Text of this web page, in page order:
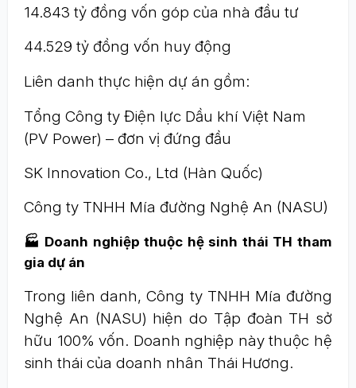
14.843 tỷ đồng vốn góp của nhà đầu tư
44.529 tỷ đồng vốn huy động
Liên danh thực hiện dự án gồm:
Tổng Công ty Điện lực Dầu khí Việt Nam
(PV Power) – đơn vị đứng đầu
SK Innovation Co., Ltd (Hàn Quốc)
Công ty TNHH Mía đường Nghệ An (NASU)
🏭 Doanh nghiệp thuộc hệ sinh thái TH tham
gia dự án
Trong liên danh, Công ty TNHH Mía đường
Nghệ An (NASU) hiện do Tập đoàn TH sở
hữu 100% vốn. Doanh nghiệp này thuộc hệ
sinh thái của doanh nhân Thái Hương.